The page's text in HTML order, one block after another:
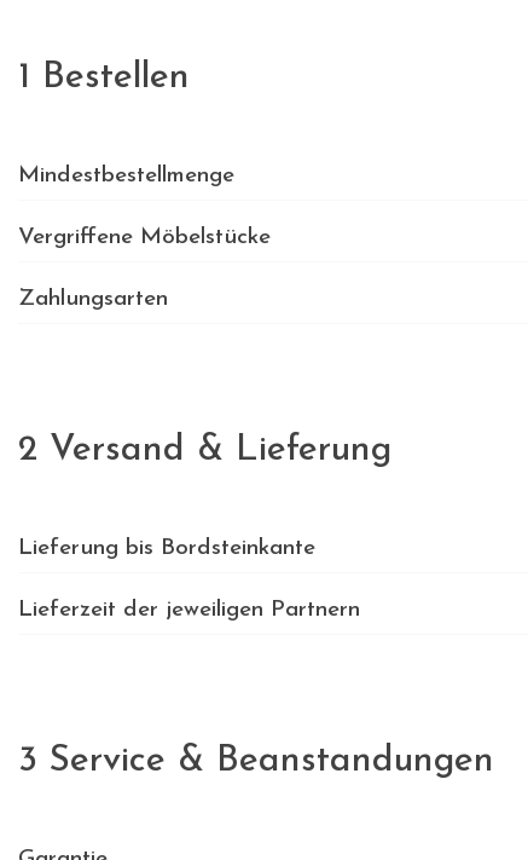
1 Bestellen
Mindestbestellmenge
Vergriffene Möbelstücke
Zahlungsarten
2 Versand & Lieferung
Lieferung bis Bordsteinkante
Lieferzeit der jeweiligen Partnern
3 Service & Beanstandungen